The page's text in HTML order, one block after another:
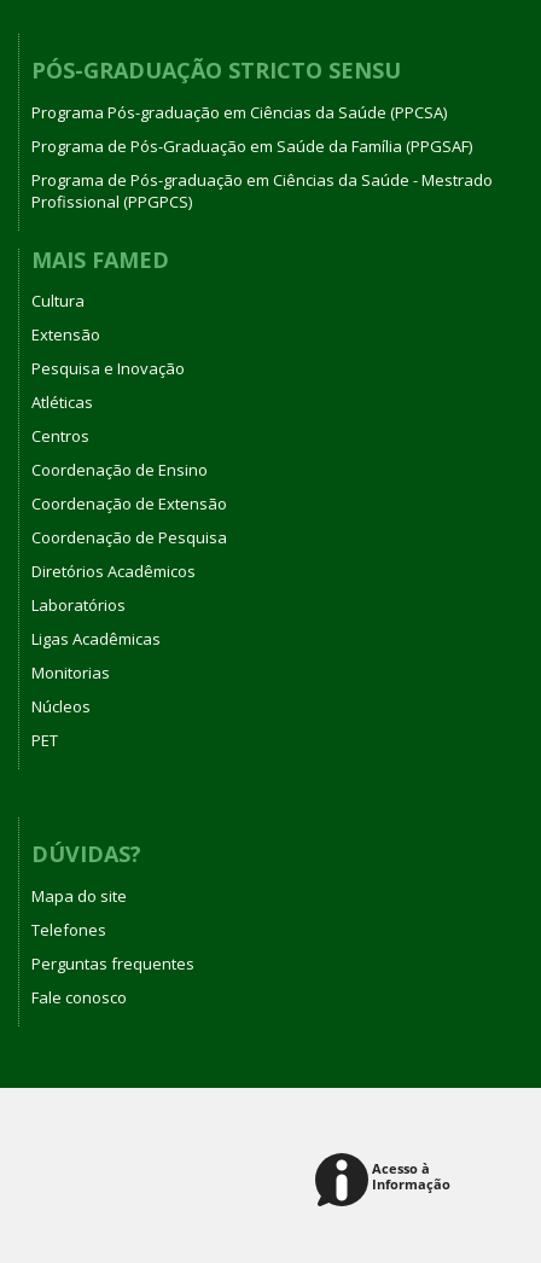
PÓS-GRADUAÇÃO STRICTO SENSU
Programa Pós-graduação em Ciências da Saúde (PPCSA)
Programa de Pós-Graduação em Saúde da Família (PPGSAF)
Programa de Pós-graduação em Ciências da Saúde - Mestrado
Profissional (PPGPCS)
MAIS FAMED
Cultura
Extensão
Pesquisa e Inovação
Atléticas
Centros
Coordenação de Ensino
Coordenação de Extensão
Coordenação de Pesquisa
Diretórios Acadêmicos
Laboratórios
Ligas Acadêmicas
Monitorias
Núcleos
PET
DÚVIDAS?
Mapa do site
Telefones
Perguntas frequentes
Fale conosco